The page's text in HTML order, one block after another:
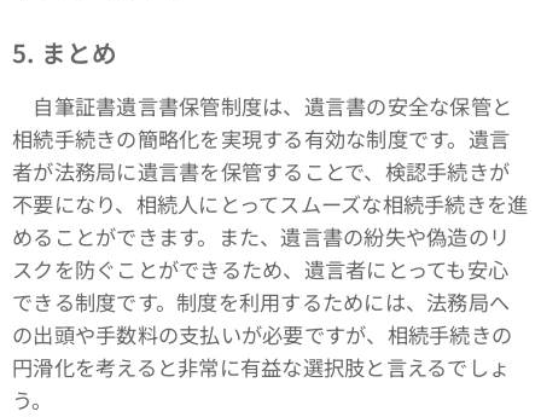
5. まとめ
自筆証書遺言書保管制度は、遺言書の安全な保管と
相続手続きの簡略化を実現する有効な制度です。遺言
者が法務局に遺言書を保管することで、検認手続きが
不要になり、相続人にとってスムーズな相続手続きを進
めることができます。また、遺言書の紛失や偽造のリ
スクを防ぐことができるため、遺言者にとっても安心
できる制度です。制度を利用するためには、法務局へ
の出頭や手数料の支払いが必要ですが、相続手続きの
円滑化を考えると非常に有益な選択肢と言えるでしょ
う。